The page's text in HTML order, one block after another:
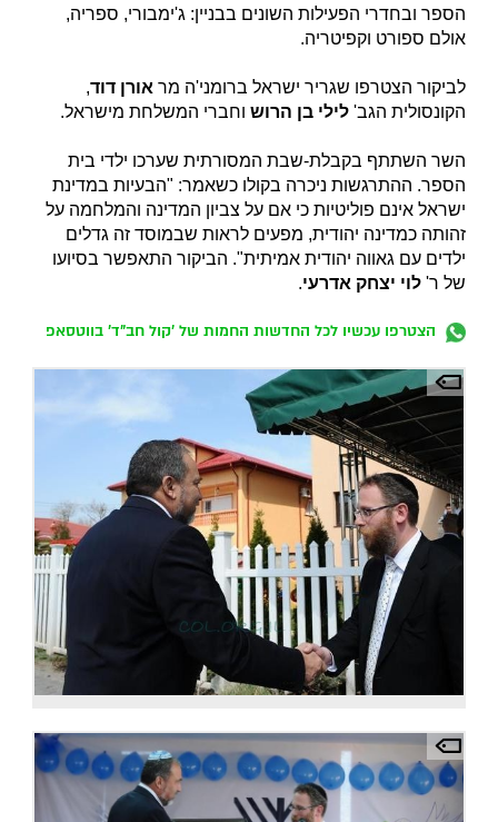
הספר ובחדרי הפעילות השונים בבניין: ג'ימבורי, ספריה,
אולם ספורט וקפיטריה.
לביקור הצטרפו שגריר ישראל ברומני'ה מר אורן דוד,
הקונסולית הגב' לילי בן הרושוחברי המשלחת מישראל.
השר השתתף בקבלת-שבת המסורתית שערכו ילדי בית
הספר. ההתרגשות ניכרה בקולו כשאמר: "הבעיות במדינת
ישראל אינם פוליטיות כי אם על צביון המדינה והמלחמה על
זהותה כמדינה יהודית, מפעים לראות שבמוסד זה גדלים
ילדים עם גאווה יהודית אמיתית". הביקור התאפשר בסיועו
של ר'לוי יצחק אדרעי.
הצטרפו עכשיו לכל החדשות החמות של 'קול חב"ד' בווטסאפ